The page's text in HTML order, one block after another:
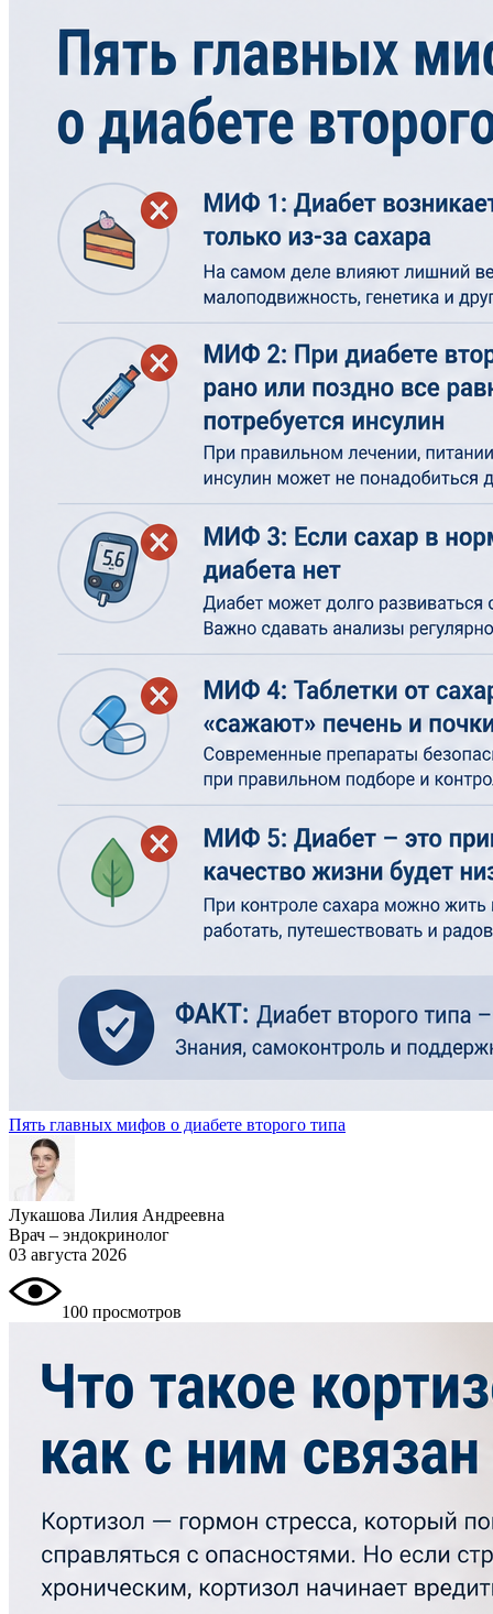
Пять главных мифов о диабете второго типа
Лукашова Лилия Андреевна
Врач – эндокринолог
03 августа 2026
100 просмотров